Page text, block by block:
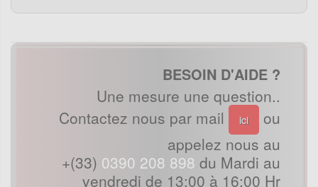
BESOIN D'AIDE ?
Une mesure une question..
Contactez nous par mail
ici
ou
appelez nous au
+(33) 0390 208 898 du Mardi au
vendredi de 13:00 à 16:00 Hr